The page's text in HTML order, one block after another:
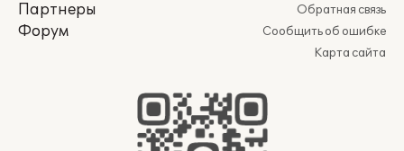
Партнеры
Форум
Обратная связь
Сообщить об ошибке
Карта сайта